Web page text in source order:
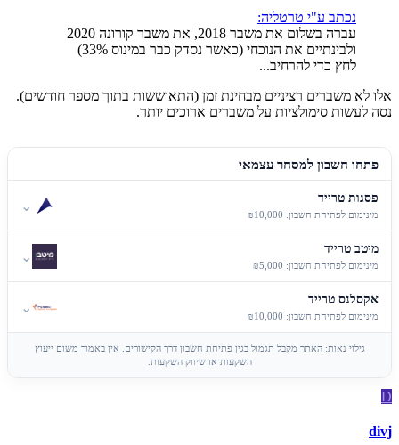
נכתב ע"י טרטליה:
עברה בשלום את משבר 2018, את משבר קורונה 2020
ולבינתיים את הנוכחי (כאשר נסדק כבר במינוס 33%)
לחץ כדי להרחיב...
אלו לא משברים רציניים מבחינת זמן (התאוששות בתוך מספר חודשים).
נסה לעשות סימולציות על משברים ארוכים יותר.
פתחו חשבון למסחר עצמאי
פסגות טרייד
מינימום לפתיחת חשבון: ₪10,000
⌄
מיטב טרייד
מינימום לפתיחת חשבון: ₪5,000
⌄
אקסלנס טרייד
מינימום לפתיחת חשבון: ₪10,000
⌄
גילוי נאות: האתר מקבל תגמול בגין פתיחת חשבון דרך הקישורים. אין באמור משום ייעוץ
השקעות או שיווק השקעות.
D
divj